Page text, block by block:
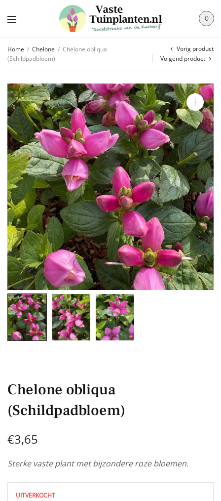
0
Home / Chelone / Chelone obliqua
(Schildpadbloem)
Vorig product
Volgend product
Chelone obliqua
(Schildpadbloem)
€3,65
Sterke vaste plant met bijzondere roze bloemen.
UITVERKOCHT